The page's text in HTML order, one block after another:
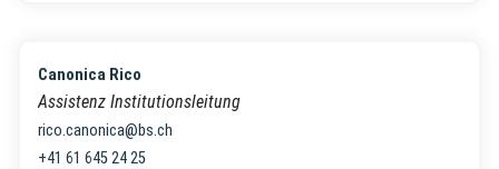
Canonica Rico
Assistenz Institutionsleitung
rico.canonica@bs.ch
+41 61 645 24 25